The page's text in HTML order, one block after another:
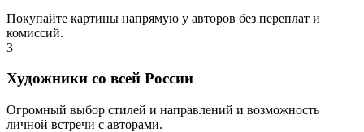
Покупайте картины напрямую у авторов без переплат и
комиссий.
3
Художники со всей России
Огромный выбор стилей и направлений и возможность
личной встречи с авторами.